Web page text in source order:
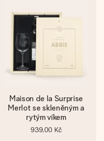
Maison de la Surprise
Merlot se skleněným a
rytým víkem
939,00 Kč